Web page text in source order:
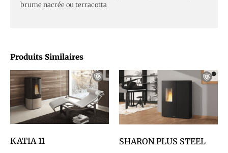
brume nacrée ou terracotta
Produits Similaires
KATIA 11 SHARON PLUS STEEL